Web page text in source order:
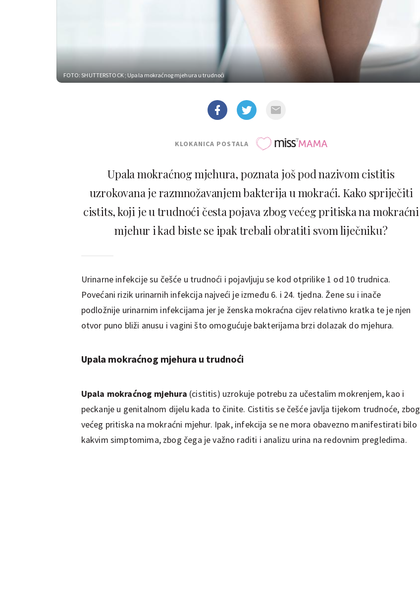
FOTO: SHUTTERSTOCK ; Upala mokraćnog mjehura u trudnoći
KLOKANICA POSTALA
Upala mokraćnog mjehura, poznata još pod nazivom cistitis
uzrokovana je razmnožavanjem bakterija u mokraći. Kako spriječiti
cistits, koji je u trudnoći česta pojava zbog većeg pritiska na mokraćni
mjehur i kad biste se ipak trebali obratiti svom liječniku?
Urinarne infekcije su češće u trudnoći i pojavljuju se kod otprilike 1 od 10 trudnica.
Povećani rizik urinarnih infekcija najveći je između 6. i 24. tjedna. Žene su i inače
podložnije urinarnim infekcijama jer je ženska mokraćna cijev relativno kratka te je njen
otvor puno bliži anusu i vagini što omogućuje bakterijama brzi dolazak do mjehura.
Upala mokraćnog mjehura u trudnoći
Upala mokraćnog mjehura (cistitis) uzrokuje potrebu za učestalim mokrenjem, kao i
peckanje u genitalnom dijelu kada to činite. Cistitis se češće javlja tijekom trudnoće, zbog
većeg pritiska na mokraćni mjehur. Ipak, infekcija se ne mora obavezno manifestirati bilo
kakvim simptomima, zbog čega je važno raditi i analizu urina na redovnim pregledima.